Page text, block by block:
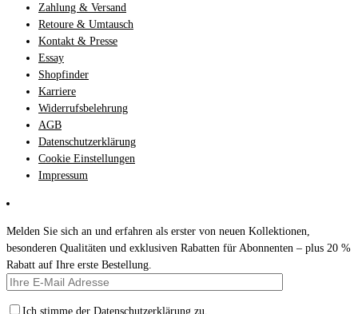
Zahlung & Versand
Retoure & Umtausch
Kontakt & Presse
Essay
Shopfinder
Karriere
Widerrufsbelehrung
AGB
Datenschutzerklärung
Cookie Einstellungen
Impressum
Melden Sie sich an und erfahren als erster von neuen Kollektionen,
besonderen Qualitäten und exklusiven Rabatten für Abonnenten – plus 20 %
Rabatt auf Ihre erste Bestellung.
Ich stimme der Datenschutzerklärung zu.